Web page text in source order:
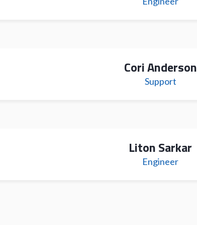
Cori Anderson
Support
Liton Sarkar
Engineer